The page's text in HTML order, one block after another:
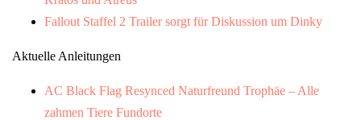
Fallout Staffel 2 Trailer sorgt für Diskussion um Dinky
Aktuelle Anleitungen
AC Black Flag Resynced Naturfreund Trophäe – Alle
zahmen Tiere Fundorte